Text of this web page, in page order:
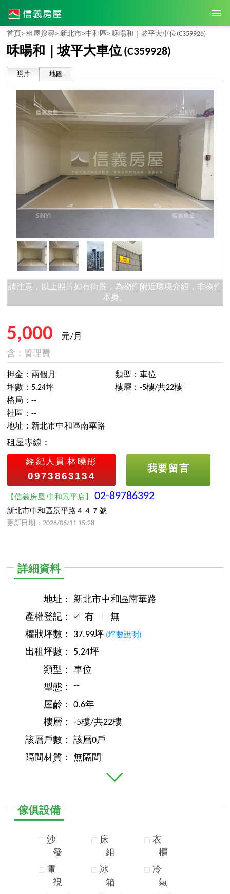
首頁> 租屋搜尋> 新北市>中和區> 咊暘和｜坡平大車位(C359928)
咊暘和｜坡平大車位 (C359928)
照片 地圖
請注意，以上照片如有街景，為物件附近環境介紹，非物件
本身。
5,000
元/月
含：管理費
押金：兩個月
坪數：5.24坪
類型：車位
樓層：-5樓/共22樓
格局：--
社區：--
地址：新北市中和區南華路
租屋專線：
經紀人員 林曉彤
0973863134
我要留言
【信義房屋 中和景平店】02-89786392
新北市中和區景平路４４７號
更新日期：2026/06/11 15:28
詳細資料
地址：
新北市中和區南華路
產權登記：
有
無
權狀坪數：
37.99坪 (坪數說明)
出租坪數：
5.24坪
類型：
車位
型態：
--
屋齡：
0.6年
樓層：
-5樓/共22樓
該層戶數：
該層0戶
隔間材質：
無隔間
傢俱設備
沙
發
電
視
床
組
冰
箱
衣
櫃
冷
氣